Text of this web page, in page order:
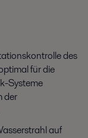
des
für die
Systeme
der
auf